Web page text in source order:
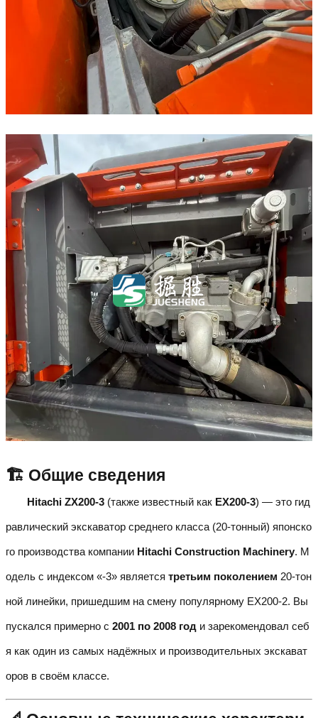
🏗️ Общие сведения
Hitachi ZX200-3 (также известный как EX200-3) — это гид
равлический экскаватор среднего класса (20-тонный) японско
го производства компании Hitachi Construction Machinery. М
одель с индексом «-3» является третьим поколением 20-тон
ной линейки, пришедшим на смену популярному EX200-2. Вы
пускался примерно с 2001 по 2008 год и зарекомендовал себ
я как один из самых надёжных и производительных экскават
оров в своём классе.